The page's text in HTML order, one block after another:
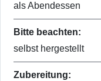
als Abendessen
Bitte beachten:
selbst hergestellt
Zubereitung: